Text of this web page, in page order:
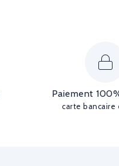
Paiement
carte bancaire